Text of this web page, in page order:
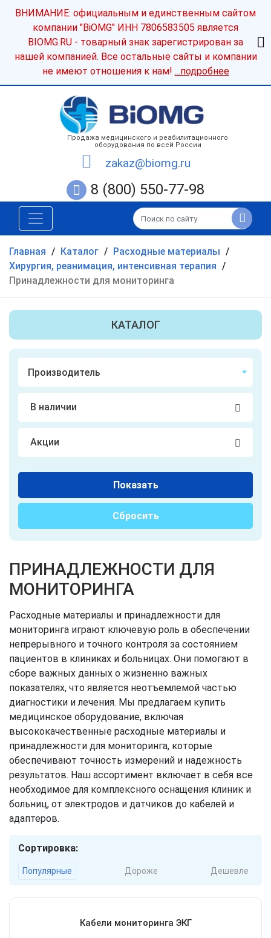
ВНИМАНИЕ: официальным и единственным сайтом
компании "BiOMG" ИНН 7806583505 является
BIOMG.RU - товарный знак зарегистрирован за
нашей компанией. Все остальные сайты и компании
не имеют отношения к нам! ...подробнее
Продажа медицинского и реабилитационного
оборудования по всей России
zakaz@biomg.ru
8 (800) 550-77-98
Главная / Каталог / Расходные материалы /
Хирургия, реанимация, интенсивная терапия /
Принадлежности для мониторинга
КАТАЛОГ
В наличии
Акции
Показать
Сбросить
ПРИНАДЛЕЖНОСТИ ДЛЯ
МОНИТОРИНГА
Расходные материалы и принадлежности для
мониторинга играют ключевую роль в обеспечении
непрерывного и точного контроля за состоянием
пациентов в клиниках и больницах. Они помогают в
сборе важных данных о жизненно важных
показателях, что является неотъемлемой частью
диагностики и лечения. Мы предлагаем купить
медицинское оборудование, включая
высококачественные расходные материалы и
принадлежности для мониторинга, которые
обеспечивают точность измерений и надежность
результатов. Наш ассортимент включает в себя все
необходимое для комплексного оснащения клиник и
больниц, от электродов и датчиков до кабелей и
адаптеров.
Сортировка:
Популярные Дороже Дешевле
Кабели мониторинга ЭКГ